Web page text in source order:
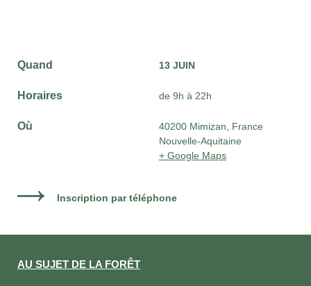
Quand 13 JUIN
Horaires de 9h à 22h
Où
40200 Mimizan, France
Nouvelle-Aquitaine
+ Google Maps
Inscription par téléphone
AU SUJET DE LA FORÊT